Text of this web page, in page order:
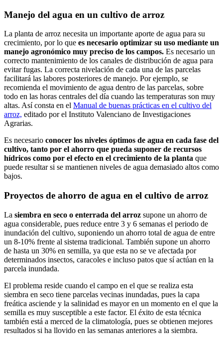
Manejo del agua en un cultivo de arroz
La planta de arroz necesita un importante aporte de agua para su
crecimiento, por lo que es necesario optimizar su uso mediante un
manejo agronómico muy preciso de los campos. Es necesario un
correcto mantenimiento de los canales de distribución de agua para
evitar fugas. La correcta nivelación de cada una de las parcelas
facilitará las labores posteriores de manejo. Por ejemplo, se
recomienda el movimiento de agua dentro de las parcelas, sobre
todo en las horas centrales del día cuando las temperaturas son muy
altas. Así consta en el Manual de buenas prácticas en el cultivo del
arroz, editado por el Instituto Valenciano de Investigaciones
Agrarias.
Es necesario conocer los niveles óptimos de agua en cada fase del
cultivo, tanto por el ahorro que pueda suponer de recursos
hídricos como por el efecto en el crecimiento de la planta que
puede resultar si se mantienen niveles de agua demasiado altos como
bajos.
Proyectos de ahorro de agua en el cultivo de arroz
La siembra en seco o enterrada del arroz supone un ahorro de
agua considerable, pues reduce entre 3 y 6 semanas el periodo de
inundación del cultivo, suponiendo un ahorro total de agua de entre
un 8-10% frente al sistema tradicional. También supone un ahorro
de hasta un 30% en semilla, ya que esta no se ve afectada por
determinados insectos, caracoles e incluso patos que sí actúan en la
parcela inundada.
El problema reside cuando el campo en el que se realiza esta
siembra en seco tiene parcelas vecinas inundadas, pues la capa
freática asciende y la salinidad es mayor en un momento en el que la
semilla es muy susceptible a este factor. El éxito de esta técnica
también está a merced de la climatología, pues se obtienen mejores
resultados si ha llovido en las semanas anteriores a la siembra.